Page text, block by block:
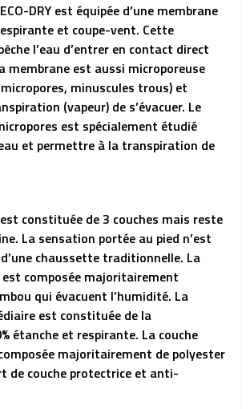
DRY est équipée d’une membrane
et coupe-vent. Cette
l’eau d’entrer en contact direct
membrane est aussi microporeuse
minuscules trous) et
(vapeur) de s’évacuer. Le
est spécialement étudié
et permettre à la transpiration de
constituée de 3 couches mais reste
La sensation portée au pied n’est
chaussette traditionnelle. La
composée majoritairement
qui évacuent l’humidité. La
est constituée de la
étanche et respirante. La couche
majoritairement de polyester
de couche protectrice et anti-